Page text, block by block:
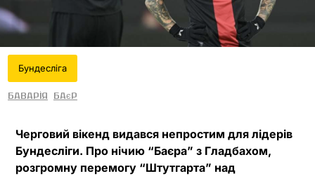
Бундесліга
Баварія Баєр
Черговий вікенд видався непростим для лідерів
Бундесліги. Про нічию “Баєра” з Гладбахом,
розгромну перемогу “Штутгарта” над